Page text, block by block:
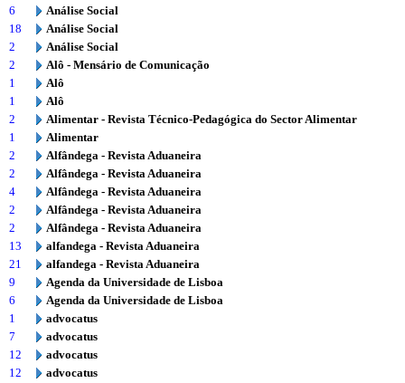
6
Análise Social
18
Análise Social
2
Análise Social
2
Alô - Mensário de Comunicação
1
Alô
1
Alô
2
Alimentar - Revista Técnico-Pedagógica do Sector Alimentar
1
Alimentar
2
Alfândega - Revista Aduaneira
2
Alfândega - Revista Aduaneira
4
Alfândega - Revista Aduaneira
2
Alfândega - Revista Aduaneira
2
Alfândega - Revista Aduaneira
13
alfandega - Revista Aduaneira
21
alfandega - Revista Aduaneira
9
Agenda da Universidade de Lisboa
6
Agenda da Universidade de Lisboa
1
advocatus
7
advocatus
12
advocatus
12
advocatus